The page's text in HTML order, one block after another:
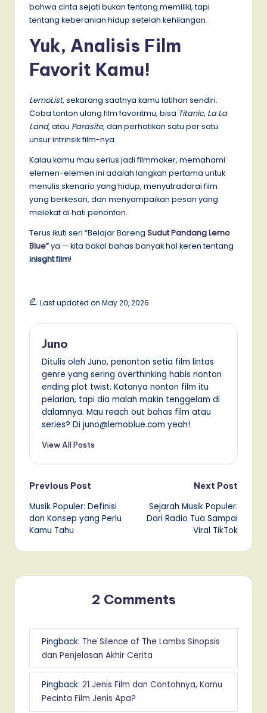
bahwa cinta sejati bukan tentang memiliki, tapi
tentang keberanian hidup setelah kehilangan.
Yuk, Analisis Film
Favorit Kamu!
LemoList, sekarang saatnya kamu latihan sendiri.
Coba tonton ulang film favoritmu, bisa Titanic, La La
Land, atau Parasite, dan perhatikan satu per satu
unsur intrinsik film-nya.
Kalau kamu mau serius jadi filmmaker, memahami
elemen-elemen ini adalah langkah pertama untuk
menulis skenario yang hidup, menyutradarai film
yang berkesan, dan menyampaikan pesan yang
melekat di hati penonton.
Terus ikuti seri “Belajar Bareng Sudut Pandang Lemo
Blue”ya — kita bakal bahas banyak hal keren tentang
inisght film!
Last updated on May 20, 2026
Juno
Ditulis oleh Juno, penonton setia film lintas
genre yang sering overthinking habis nonton
ending plot twist. Katanya nonton film itu
pelarian, tapi dia malah makin tenggelam di
dalamnya. Mau reach out bahas film atau
series? Di juno@lemoblue.com yeah!
View All Posts
Post
navigation
Previous Post
Musik Populer: Definisi
dan Konsep yang Perlu
Kamu Tahu
Next Post
Sejarah Musik Populer:
Dari Radio Tua Sampai
Viral TikTok
2 Comments
Pingback: The Silence of The Lambs Sinopsis
dan Penjelasan Akhir Cerita
Pingback: 21 Jenis Film dan Contohnya, Kamu
Pecinta Film Jenis Apa?